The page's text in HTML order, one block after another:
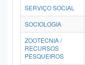
SERVIÇO SOCIAL
SOCIOLOGIA
ZOOTECNIA /
RECURSOS
PESQUEIROS